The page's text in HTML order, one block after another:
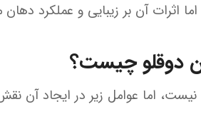
اثرات آن بر زیبایی و عملکرد دهان
دوقلو چیست؟
اما عوامل زیر در ایجاد آن نقش